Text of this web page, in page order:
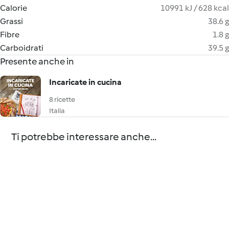
Calorie
10991 kJ / 628 kcal
Grassi
38.6 g
Fibre
1.8 g
Carboidrati
39.5 g
Presente anche in
Incaricate in cucina
8 ricette
Italia
Ti potrebbe interessare anche...